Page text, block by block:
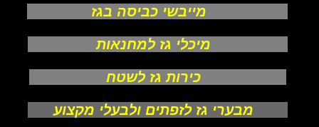
מייבשי כביסה בגז
מיכלי גז למחנאות
כירות גז לשטח
מבערי גז לזפתים ולבעלי מקצוע